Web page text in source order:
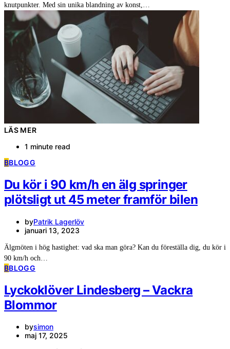
knutpunkter. Med sin unika blandning av konst,…
LÄS MER
1 minute read
BBLOGG
Du kör i 90 km/h en älg springer
plötsligt ut 45 meter framför bilen
byPatrik Lagerlöv
januari 13, 2023
Älgmöten i hög hastighet: vad ska man göra? Kan du föreställa dig, du kör i
90 km/h och…
BBLOGG
Lyckoklöver Lindesberg – Vackra
Blommor
bysimon
maj 17, 2025